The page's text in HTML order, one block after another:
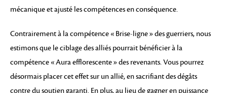
mécanique et ajusté les compétences en conséquence.
Contrairement à la compétence « Brise-ligne » des guerriers, nous
estimons que le ciblage des alliés pourrait bénéficier à la
compétence « Aura efflorescente » des revenants. Vous pourrez
désormais placer cet effet sur un allié, en sacrifiant des dégâts
contre du soutien garanti. En plus, au lieu de gagner en puissance